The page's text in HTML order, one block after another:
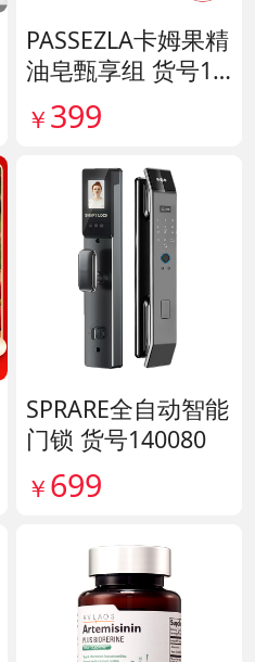
PASSEZLA卡姆果精
油皂甄享组 货号14
0198
￥ 399
SPRARE全自动智能
门锁 货号140080
￥ 699